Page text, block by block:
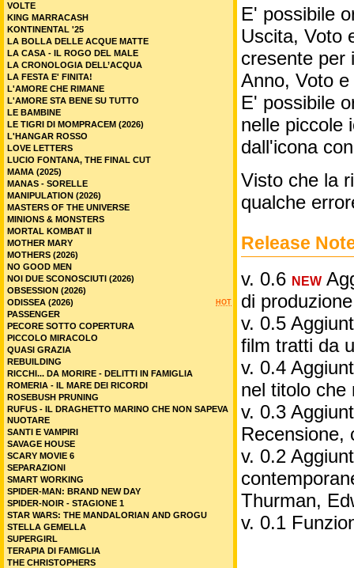
E' possibile
Uscita, Voto
cresente per
Anno, Voto
E' possibile
nelle piccole
dall'icona
Visto che la
qualche
Release
v. 0.6 NEW
di
v. 0.5
film tratti da
v. 0.4
nel titolo che
v. 0.3
Recensione,
v. 0.2
Thurman,
v. 0.1
VOLTE
KING MARRACASH
KONTINENTAL '25
LA BOLLA DELLE ACQUE MATTE
LA CASA - IL ROGO DEL MALE
LA CRONOLOGIA DELL’ACQUA
LA FESTA E' FINITA!
L'AMORE CHE RIMANE
L'AMORE STA BENE SU TUTTO
LE BAMBINE
LE TIGRI DI MOMPRACEM (2026)
L'HANGAR ROSSO
LOVE LETTERS
LUCIO FONTANA, THE FINAL CUT
MAMA (2025)
MANAS - SORELLE
MANIPULATION (2026)
MASTERS OF THE UNIVERSE
MINIONS & MONSTERS
MORTAL KOMBAT II
MOTHER MARY
MOTHERS (2026)
NO GOOD MEN
NOI DUE SCONOSCIUTI (2026)
OBSESSION (2026)
HOT
ODISSEA (2026)
PASSENGER
PECORE SOTTO COPERTURA
PICCOLO MIRACOLO
QUASI GRAZIA
REBUILDING
RICCHI... DA MORIRE - DELITTI IN FAMIGLIA
ROMERIA - IL MARE DEI RICORDI
ROSEBUSH PRUNING
RUFUS - IL DRAGHETTO MARINO CHE NON SAPEVA
NUOTARE
SANTI E VAMPIRI
SAVAGE HOUSE
SCARY MOVIE 6
SEPARAZIONI
SMART WORKING
SPIDER-MAN: BRAND NEW DAY
SPIDER-NOIR - STAGIONE 1
STAR WARS: THE MANDALORIAN AND GROGU
STELLA GEMELLA
SUPERGIRL
TERAPIA DI FAMIGLIA
THE CHRISTOPHERS